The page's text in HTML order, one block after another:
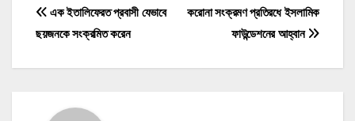
P
o
করোনা সংক্রমণ প্রতিরধে ইসলামিক
ফাউন্ডেশনের আহ্বান
এক ইতালিফেরত প্রবাসী যেভাবে
ছয়জনকে সংক্রমিত করেন